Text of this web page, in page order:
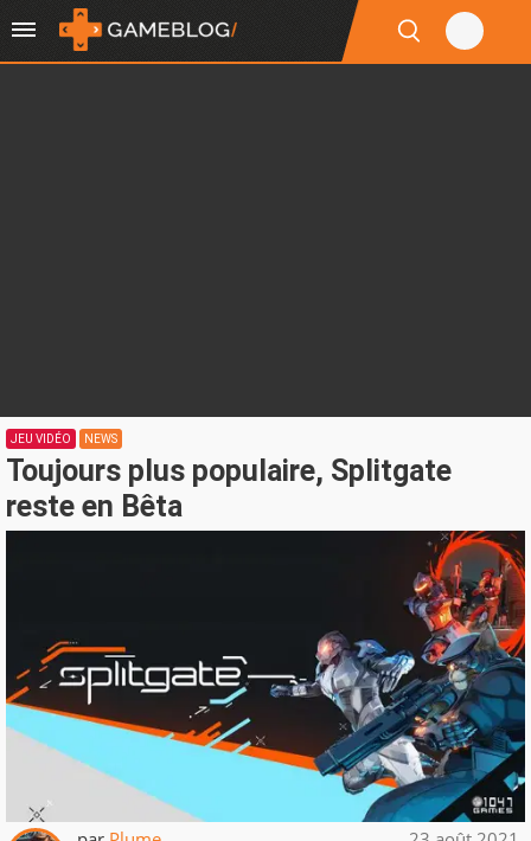
JEU VIDÉO NEWS
Toujours plus populaire, Splitgate
reste en Bêta